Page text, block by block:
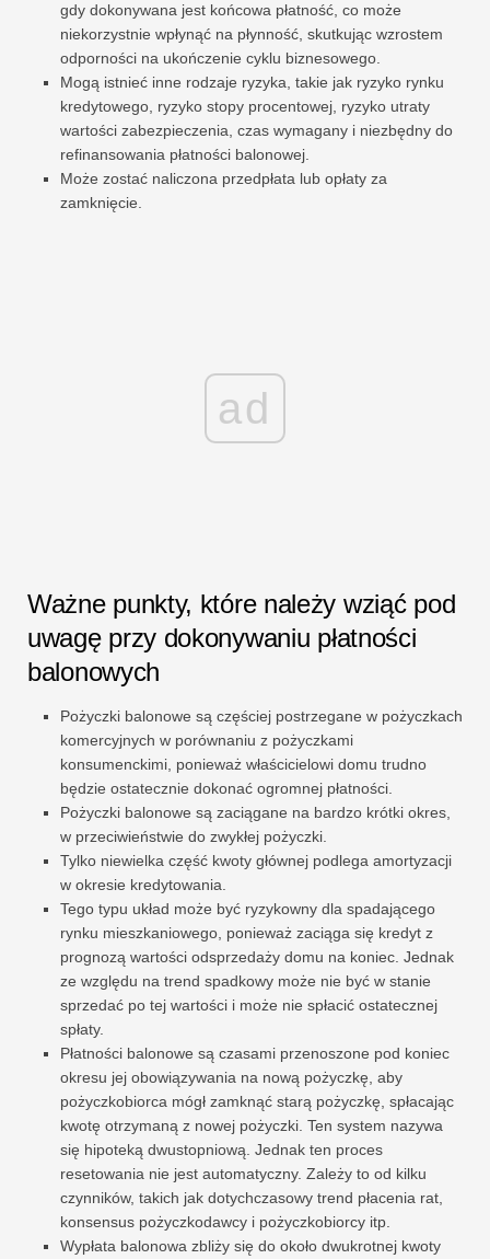
gdy dokonywana jest końcowa płatność, co może
niekorzystnie wpłynąć na płynność, skutkując wzrostem
odporności na ukończenie cyklu biznesowego.
Mogą istnieć inne rodzaje ryzyka, takie jak ryzyko rynku
kredytowego, ryzyko stopy procentowej, ryzyko utraty
wartości zabezpieczenia, czas wymagany i niezbędny do
refinansowania płatności balonowej.
Może zostać naliczona przedpłata lub opłaty za
zamknięcie.
ad
Ważne punkty, które należy wziąć pod
uwagę przy dokonywaniu płatności
balonowych
Pożyczki balonowe są częściej postrzegane w pożyczkach
komercyjnych w porównaniu z pożyczkami
konsumenckimi, ponieważ właścicielowi domu trudno
będzie ostatecznie dokonać ogromnej płatności.
Pożyczki balonowe są zaciągane na bardzo krótki okres,
w przeciwieństwie do zwykłej pożyczki.
Tylko niewielka część kwoty głównej podlega amortyzacji
w okresie kredytowania.
Tego typu układ może być ryzykowny dla spadającego
rynku mieszkaniowego, ponieważ zaciąga się kredyt z
prognozą wartości odsprzedaży domu na koniec. Jednak
ze względu na trend spadkowy może nie być w stanie
sprzedać po tej wartości i może nie spłacić ostatecznej
spłaty.
Płatności balonowe są czasami przenoszone pod koniec
okresu jej obowiązywania na nową pożyczkę, aby
pożyczkobiorca mógł zamknąć starą pożyczkę, spłacając
kwotę otrzymaną z nowej pożyczki. Ten system nazywa
się hipoteką dwustopniową. Jednak ten proces
resetowania nie jest automatyczny. Zależy to od kilku
czynników, takich jak dotychczasowy trend płacenia rat,
konsensus pożyczkodawcy i pożyczkobiorcy itp.
Wypłata balonowa zbliży się do około dwukrotnej kwoty